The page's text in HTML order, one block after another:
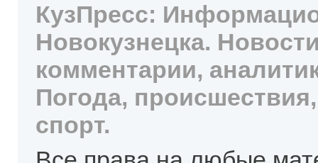
КузПресс:
Новокузнецка.
комментарии,
Погода,
спорт.